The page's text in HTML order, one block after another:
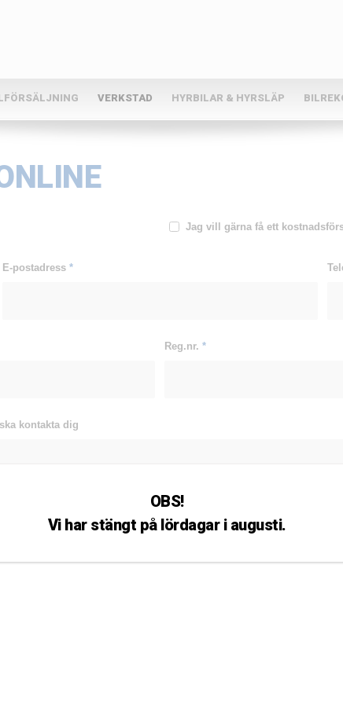
VERKSTAD HYRBILAR & HYRSLÄP
Jag vill gärna få ett
E-postadress *
Reg.nr.*
kontakta dig
OBS!
Vi har stängt på lördagar i augusti.